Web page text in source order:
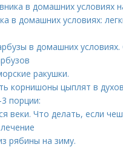
в домашних условиях
в домашних условиях:
в домашних
ракушки.
корнишоны цыплят в
порции:
веки. Что делать, если
рябины на зиму.